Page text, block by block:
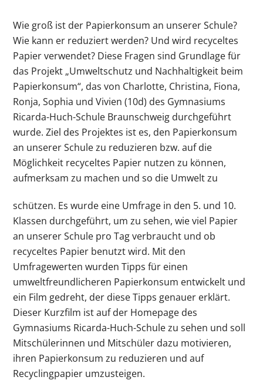
Wie groß ist der Papierkonsum an unserer Schule?
Wie kann er reduziert werden? Und wird recyceltes
Papier verwendet? Diese Fragen sind Grundlage für
das Projekt „Umweltschutz und Nachhaltigkeit beim
Papierkonsum“, das von Charlotte, Christina, Fiona,
Ronja, Sophia und Vivien (10d) des Gymnasiums
Ricarda-Huch-Schule Braunschweig durchgeführt
wurde. Ziel des Projektes ist es, den Papierkonsum
an unserer Schule zu reduzieren bzw. auf die
Möglichkeit recyceltes Papier nutzen zu können,
aufmerksam zu machen und so die Umwelt zu
schützen. Es wurde eine Umfrage in den 5. und 10.
Klassen durchgeführt, um zu sehen, wie viel Papier
an unserer Schule pro Tag verbraucht und ob
recyceltes Papier benutzt wird. Mit den
Umfragewerten wurden Tipps für einen
umweltfreundlicheren Papierkonsum entwickelt und
ein Film gedreht, der diese Tipps genauer erklärt.
Dieser Kurzfilm ist auf der Homepage des
Gymnasiums Ricarda-Huch-Schule zu sehen und soll
Mitschülerinnen und Mitschüler dazu motivieren,
ihren Papierkonsum zu reduzieren und auf
Recyclingpapier umzusteigen.